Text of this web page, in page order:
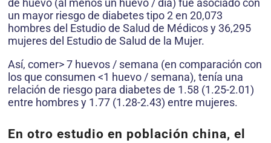
un mayor riesgo de diabetes tipo 2 en 20,073
hombres del Estudio de Salud de Médicos y 36,295
mujeres del Estudio de Salud de la Mujer.
Así, comer> 7 huevos / semana (en comparación con
los que consumen <1 huevo / semana), tenía una
relación de riesgo para diabetes de 1.58 (1.25-2.01)
entre hombres y 1.77 (1.28-2.43) entre mujeres.
En otro estudio en población china, el